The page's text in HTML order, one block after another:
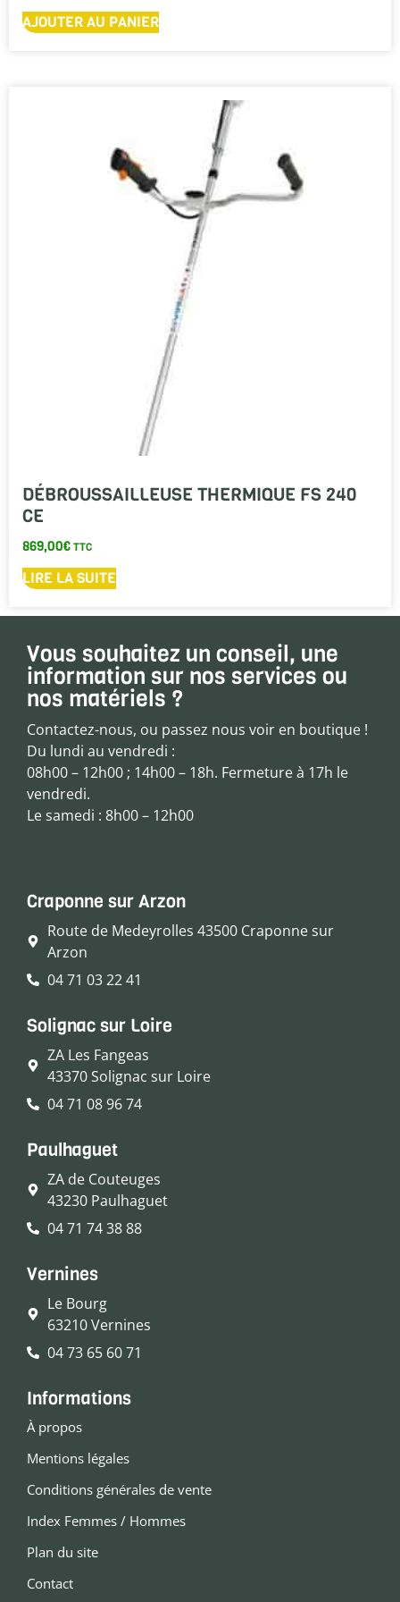
AJOUTER AU PANIER
DÉBROUSSAILLEUSE THERMIQUE FS 240
CE
869,00€TTC
LIRE LA SUITE
Vous souhaitez un conseil, une
information sur nos services ou
nos matériels ?
Contactez-nous, ou passez nous voir en boutique !
Du lundi au vendredi :
08h00 – 12h00 ; 14h00 – 18h. Fermeture à 17h le
vendredi.
Le samedi : 8h00 – 12h00
Craponne sur Arzon
Route de Medeyrolles 43500 Craponne sur
Arzon
04 71 03 22 41
Solignac sur Loire
ZA Les Fangeas
43370 Solignac sur Loire
04 71 08 96 74
Paulhaguet
ZA de Couteuges
43230 Paulhaguet
04 71 74 38 88
Vernines
Le Bourg
63210 Vernines
04 73 65 60 71
Informations
À propos
Mentions légales
Conditions générales de vente
Index Femmes / Hommes
Plan du site
Contact